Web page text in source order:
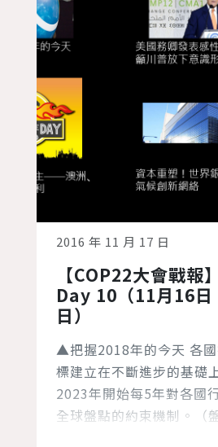
2016 年 11 月 17 日
【COP22大會戰報
Day 10（11月16日
日）
▲把握2018年的今天 各國
標建立在不斷進步的基礎
2023年開始每5年對各國
全球盤點的約束機制。（